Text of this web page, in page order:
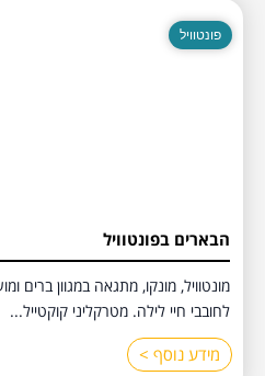
פונטוויל
הבארים בפונטוויל
מונטוויל, מונקו, מתגאה במגוון ברים
לחובבי חיי לילה. מטרקליני קוקטייל...
מידע נוסף >